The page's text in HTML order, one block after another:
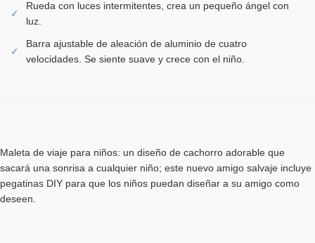
✓
Rueda con luces intermitentes, crea un pequeño ángel con
luz.
✓
Barra ajustable de aleación de aluminio de cuatro
velocidades. Se siente suave y crece con el niño.
Maleta de viaje para niños: un diseño de cachorro adorable que
sacará una sonrisa a cualquier niño; este nuevo amigo salvaje incluye
pegatinas DIY para que los niños puedan diseñar a su amigo como
deseen.